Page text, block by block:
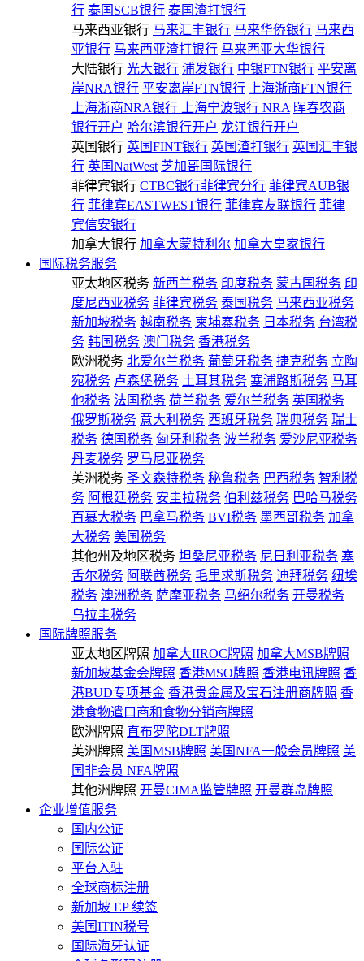
行 泰国SCB银行 泰国渣打银行
马来西亚银行 马来汇丰银行 马来华侨银行 马来西
亚银行 马来西亚渣打银行 马来西亚大华银行
大陆银行 光大银行 浦发银行 中银FTN银行 平安离
岸NRA银行 平安离岸FTN银行
上海浙商FTN银行
上海浙商NRA银行
上海宁波银行 NRA 晖春农商
银行开户 哈尔滨银行开户 龙江银行开户
英国银行 英国FINT银行 英国渣打银行 英国汇丰银
行 英国NatWest 芝加哥国际银行
菲律宾银行 CTBC银行菲律宾分行 菲律宾AUB银
行 菲律宾EASTWEST银行 菲律宾友联银行 菲律
宾信安银行
加拿大银行 加拿大蒙特利尔 加拿大皇家银行
国际税务服务
亚太地区税务 新西兰税务 印度税务 蒙古国税务 印
度尼西亚税务 菲律宾税务 泰国税务 马来西亚税务
新加坡税务 越南税务 柬埔寨税务 日本税务 台湾税
务 韩国税务 澳门税务 香港税务
欧洲税务 北爱尔兰税务 葡萄牙税务 捷克税务 立陶
宛税务 卢森堡税务 土耳其税务 塞浦路斯税务 马耳
他税务 法国税务 荷兰税务 爱尔兰税务 英国税务
俄罗斯税务 意大利税务 西班牙税务 瑞典税务 瑞士
税务 德国税务 匈牙利税务 波兰税务 爱沙尼亚税务
丹麦税务 罗马尼亚税务
美洲税务 圣文森特税务 秘鲁税务 巴西税务 智利税
务 阿根廷税务 安圭拉税务 伯利兹税务 巴哈马税务
百慕大税务 巴拿马税务 BVI税务 墨西哥税务 加拿
大税务 美国税务
其他州及地区税务 坦桑尼亚税务 尼日利亚税务 塞
舌尔税务 阿联酋税务 毛里求斯税务 迪拜税务 纽埃
税务 澳洲税务 萨摩亚税务 马绍尔税务 开曼税务
乌拉圭税务
国际牌照服务
亚太地区牌照 加拿大IIROC牌照 加拿大MSB牌照
新加坡基金会牌照 香港MSO牌照 香港电讯牌照 香
港BUD专项基金 香港贵金属及宝石注册商牌照 香
港食物遣口商和食物分销商牌照
欧洲牌照 直布罗陀DLT牌照
美洲牌照 美国MSB牌照 美国NFA一般会员牌照 美
国非会员 NFA牌照
其他洲牌照 开曼CIMA监管牌照 开曼群岛牌照
企业增值服务
国内公证
国际公证
平台入驻
全球商标注册
新加坡 EP 续签
美国ITIN税号
国际海牙认证